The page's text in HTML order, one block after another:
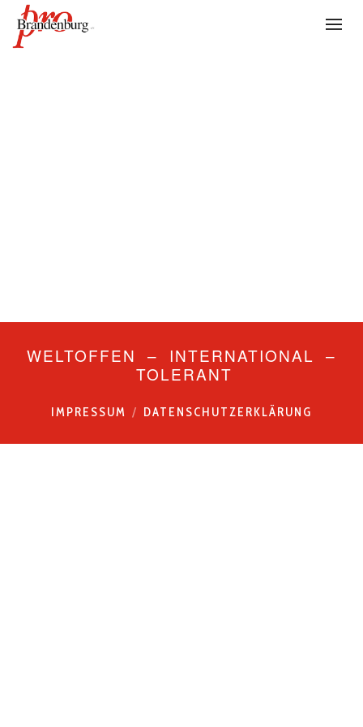
WELTOFFEN – INTERNATIONAL –
TOLERANT
IMPRESSUM DATENSCHUTZERKLÄRUNG